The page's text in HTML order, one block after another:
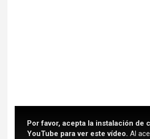
Por favor, acepta la instalación de
YouTube para ver este vídeo. Al